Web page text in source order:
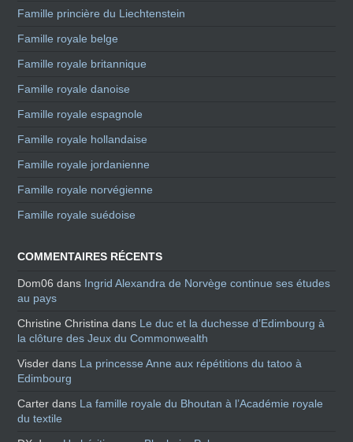
Famille princière du Liechtenstein
Famille royale belge
Famille royale britannique
Famille royale danoise
Famille royale espagnole
Famille royale hollandaise
Famille royale jordanienne
Famille royale norvégienne
Famille royale suédoise
COMMENTAIRES RÉCENTS
Dom06 dans Ingrid Alexandra de Norvège continue ses études
au pays
Christine Christina dans Le duc et la duchesse d’Edimbourg à
la clôture des Jeux du Commonwealth
Visder dans La princesse Anne aux répétitions du tatoo à
Edimbourg
Carter dans La famille royale du Bhoutan à l’Académie royale
du textile